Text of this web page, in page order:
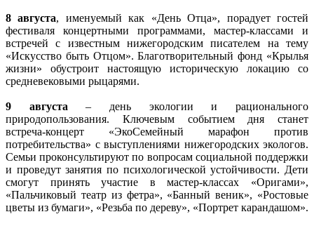
8 августа, именуемый как «День Отца», порадует гостей
фестиваля концертными программами, мастер-классами и
встречей с известным нижегородским писателем на тему
«Искусство быть Отцом». Благотворительный фонд «Крылья
жизни» обустроит настоящую историческую локацию со
средневековыми рыцарями.
9 августа – день экологии и рационального
природопользования. Ключевым событием дня станет
встреча-концерт «ЭкоСемейный марафон против
потребительства» с выступлениями нижегородских экологов.
Семьи проконсультируют по вопросам социальной поддержки
и проведут занятия по психологической устойчивости. Дети
смогут принять участие в мастер-классах «Оригами»,
«Пальчиковый театр из фетра», «Банный веник», «Ростовые
цветы из бумаги», «Резьба по дереву», «Портрет карандашом».